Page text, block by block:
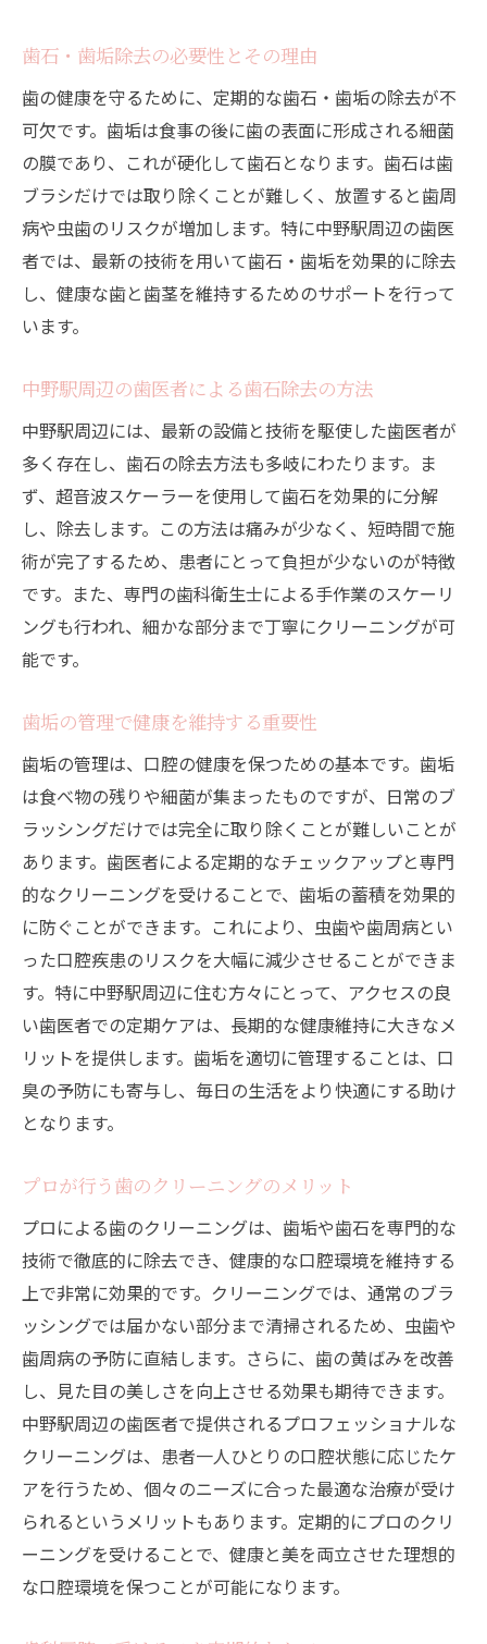
歯石・歯垢除去の必要性とその理由
歯の健康を守るために、定期的な歯石・歯垢の除去が不
可欠です。歯垢は食事の後に歯の表面に形成される細菌
の膜であり、これが硬化して歯石となります。歯石は歯
ブラシだけでは取り除くことが難しく、放置すると歯周
病や虫歯のリスクが増加します。特に中野駅周辺の歯医
者では、最新の技術を用いて歯石・歯垢を効果的に除去
し、健康な歯と歯茎を維持するためのサポートを行って
います。
中野駅周辺の歯医者による歯石除去の方法
中野駅周辺には、最新の設備と技術を駆使した歯医者が
多く存在し、歯石の除去方法も多岐にわたります。ま
ず、超音波スケーラーを使用して歯石を効果的に分解
し、除去します。この方法は痛みが少なく、短時間で施
術が完了するため、患者にとって負担が少ないのが特徴
です。また、専門の歯科衛生士による手作業のスケーリ
ングも行われ、細かな部分まで丁寧にクリーニングが可
能です。
歯垢の管理で健康を維持する重要性
歯垢の管理は、口腔の健康を保つための基本です。歯垢
は食べ物の残りや細菌が集まったものですが、日常のブ
ラッシングだけでは完全に取り除くことが難しいことが
あります。歯医者による定期的なチェックアップと専門
的なクリーニングを受けることで、歯垢の蓄積を効果的
に防ぐことができます。これにより、虫歯や歯周病とい
った口腔疾患のリスクを大幅に減少させることができま
す。特に中野駅周辺に住む方々にとって、アクセスの良
い歯医者での定期ケアは、長期的な健康維持に大きなメ
リットを提供します。歯垢を適切に管理することは、口
臭の予防にも寄与し、毎日の生活をより快適にする助け
となります。
プロが行う歯のクリーニングのメリット
プロによる歯のクリーニングは、歯垢や歯石を専門的な
技術で徹底的に除去でき、健康的な口腔環境を維持する
上で非常に効果的です。クリーニングでは、通常のブラ
ッシングでは届かない部分まで清掃されるため、虫歯や
歯周病の予防に直結します。さらに、歯の黄ばみを改善
し、見た目の美しさを向上させる効果も期待できます。
中野駅周辺の歯医者で提供されるプロフェッショナルな
クリーニングは、患者一人ひとりの口腔状態に応じたケ
アを行うため、個々のニーズに合った最適な治療が受け
られるというメリットもあります。定期的にプロのクリ
ーニングを受けることで、健康と美を両立させた理想的
な口腔環境を保つことが可能になります。